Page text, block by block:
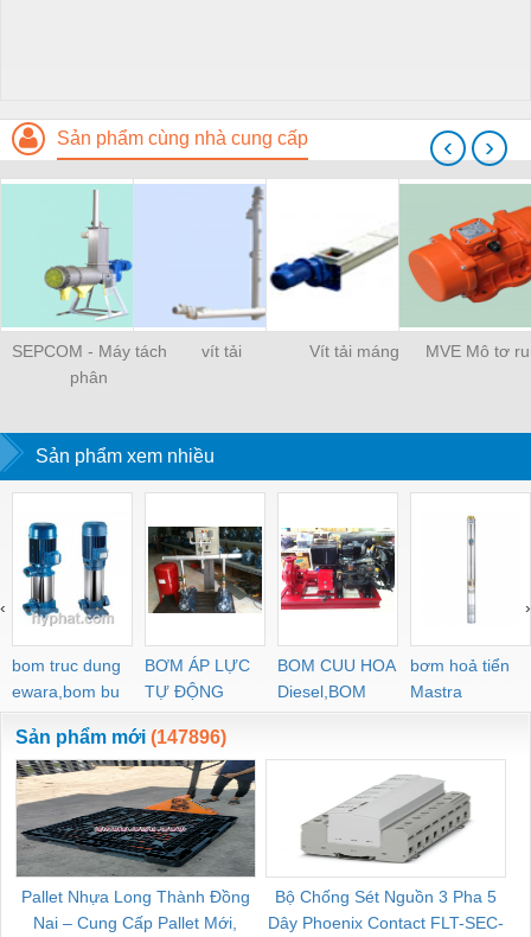
Sản phẩm cùng nhà cung cấp
SEPCOM - Máy tách
phân
vít tải Vít tải máng MVE Mô tơ
‹ ›
Sản phẩm xem nhiều
bom truc dung
ewara,bom bu
ewara
BƠM ÁP LỰC
TỰ ĐỘNG
BOM CUU HOA
Diesel,BOM
CHUA CHAY
bơm hoả tiển
Mastra
‹ ›
Sản phẩm mới (147896)
Pallet Nhựa Long Thành Đồng
Nai – Cung Cấp Pallet Mới,
Bộ Chống Sét Nguồn 3 Pha 5
Dây Phoenix Contact FLT-SEC-